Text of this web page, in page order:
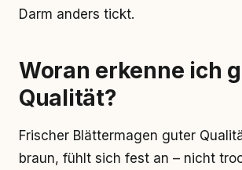
Darm anders tickt.
Woran erkenne ich
Qualität?
Frischer Blättermagen guter
braun, fühlt sich fest an – nicht